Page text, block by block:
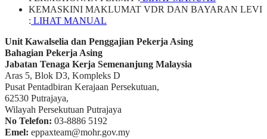
KEMASKINI MAKLUMAT VDR DAN BAYARAN LEVI
: LIHAT MANUAL
Unit Kawalselia dan Penggajian Pekerja Asing
Bahagian Pekerja Asing
Jabatan Tenaga Kerja Semenanjung Malaysia
Aras 5, Blok D3, Kompleks D
Pusat Pentadbiran Kerajaan Persekutuan,
62530 Putrajaya,
Wilayah Persekutuan Putrajaya
No Telefon: 03-8886 5192
Emel: eppaxteam@mohr.gov.my